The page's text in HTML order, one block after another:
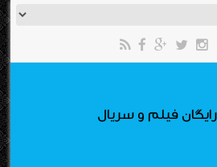
فیلم و سریال